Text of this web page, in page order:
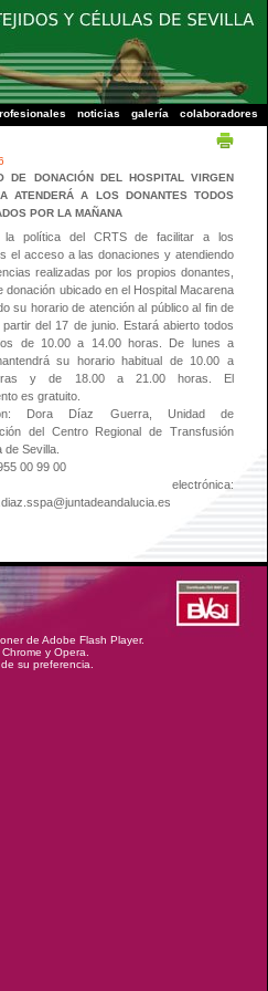
Sanguínea de Sevilla-
de Tejidos
noticias galería colaboradores
de Adobe Flash Player.
y Opera.
su preferencia.